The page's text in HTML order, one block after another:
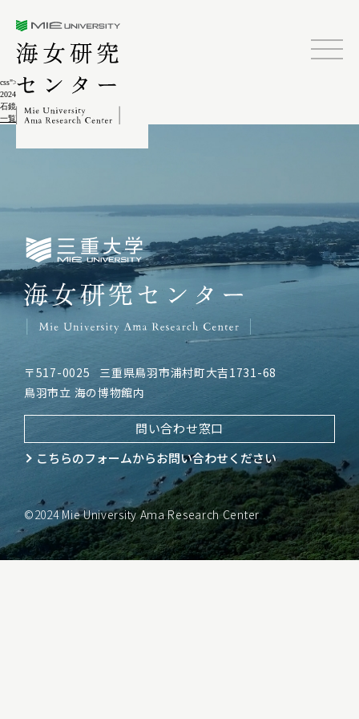
css">
2024.02.04
石鏡海女の出漁12-2-4
一覧に戻る
三重大学海女研究センター
〒517-0025
三重県鳥羽市浦村町大吉1731-68
鳥羽市立 海の博物館内
問い合わせ窓口
こちらのフォームからお問い合わせください
©2024 Mie University Ama Research Center